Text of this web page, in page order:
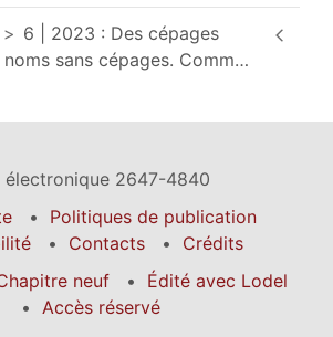
6 | 2023 : Des cépages
sans cépages. Comm…
électronique 2647-4840
Politiques de publication
Contacts
Crédits
neuf
Édité avec Lodel
Accès réservé